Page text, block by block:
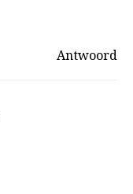
Antwoord